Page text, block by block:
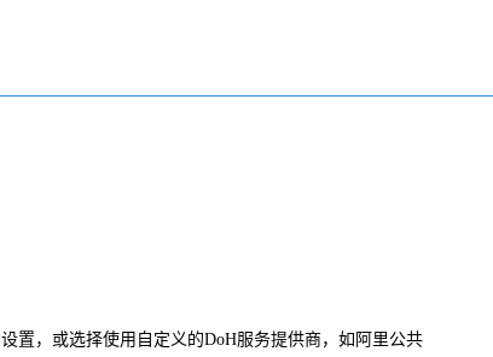
置，或选择使用自定义的DoH服务提供商，如阿里公共